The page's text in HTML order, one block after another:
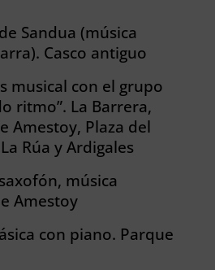
Sandua (música
Casco antiguo
musical con el grupo
ritmo”. La Barrera,
Amestoy, Plaza del
Rúa y Ardigales
música
Amestoy
con piano. Parque